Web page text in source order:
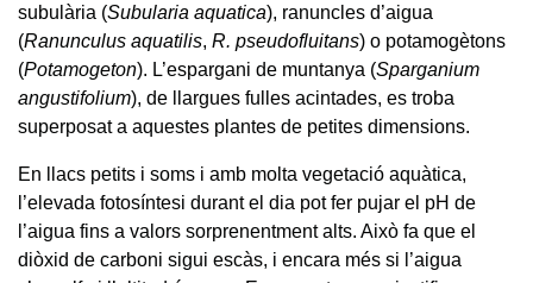
subulària (Subularia aquatica), ranuncles d’aigua
(Ranunculus aquatilis, R. pseudofluitans) o potamogètons
(Potamogeton). L’espargani de muntanya (Sparganium
angustifolium), de llargues fulles acintades, es troba
superposat a aquestes plantes de petites dimensions.
En llacs petits i soms i amb molta vegetació aquàtica,
l’elevada fotosíntesi durant el dia pot fer pujar el pH de
l’aigua fins a valors sorprenentment alts. Això fa que el
diòxid de carboni sigui escàs, i encara més si l’aigua